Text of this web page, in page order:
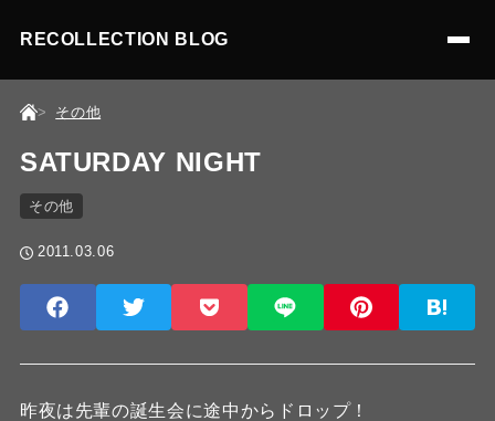
RECOLLECTION BLOG
その他
SATURDAY NIGHT
その他
2011.03.06
昨夜は先輩の誕生会に途中からドロップ！